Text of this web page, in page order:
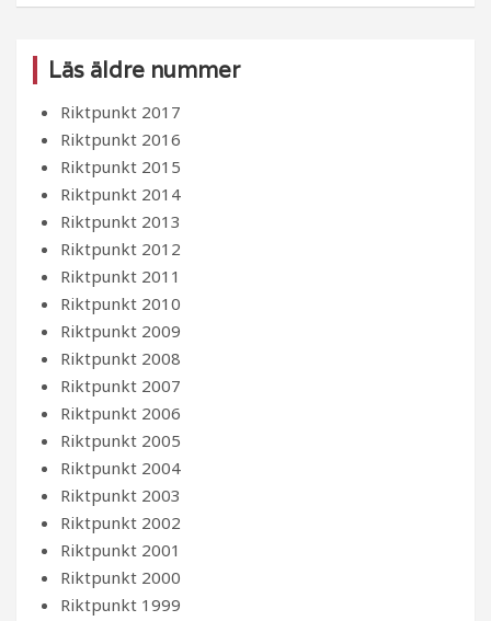
Läs äldre nummer
Riktpunkt 2017
Riktpunkt 2016
Riktpunkt 2015
Riktpunkt 2014
Riktpunkt 2013
Riktpunkt 2012
Riktpunkt 2011
Riktpunkt 2010
Riktpunkt 2009
Riktpunkt 2008
Riktpunkt 2007
Riktpunkt 2006
Riktpunkt 2005
Riktpunkt 2004
Riktpunkt 2003
Riktpunkt 2002
Riktpunkt 2001
Riktpunkt 2000
Riktpunkt 1999